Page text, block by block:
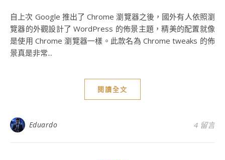
自上次 Google 推出了 Chrome 瀏覽器之後，國外有人依照瀏
覽器的外觀設計了 WordPress 的佈景主題，精美的配置就像
是使用 Chrome 瀏覽器一樣。此款名為 Chrome tweaks 的佈
景真是非常...
閱讀全文
Eduardo 4 留言